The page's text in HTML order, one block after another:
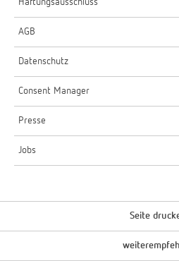
AGB
Datenschutz
Consent Manager
Presse
Jobs
Seite